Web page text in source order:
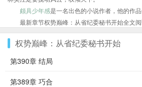
颇具少年感是一名出色的小说作者，他的作
最新章节权势巅峰：从省纪委秘书开始全文
权势巅峰：从省纪委秘书开始
第390章 结局
第389章 巧合